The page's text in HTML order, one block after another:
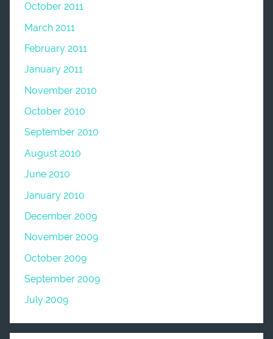
October 2011
March 2011
February 2011
January 2011
November 2010
October 2010
September 2010
August 2010
June 2010
January 2010
December 2009
November 2009
October 2009
September 2009
July 2009